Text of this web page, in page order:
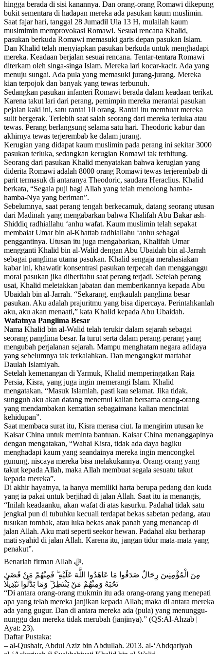
hingga berada di sisi kanannya. Dan orang-orang Romawi dikepung
bukit sementara di hadapan mereka ada pasukan kaum muslimin.
Saat fajar hari, tanggal 28 Jumadil Ula 13 H, mulailah kaum
muslmimin memprovokasi Romawi. Sesuai rencana Khalid,
pasukan berkuda Romawi memasuki garis depan pasukan Islam.
Dan Khalid telah menyiapkan pasukan berkuda untuk menghadapi
mereka. Keadaan berjalan sesuai rencana. Tentar-tentara Romawi
diterkam oleh singa-singa Islam. Mereka lari kocar-kacir. Ada yang
menuju sungai. Ada pula yang memasuki jurang-jurang. Mereka
kian terpojok dan banyak yang tewas terbunuh.
Sedangkan pasukan infanteri Romawi berada dalam keadaan terikat.
Karena takut lari dari perang, pemimpin mereka merantai pasukan
pejalan kaki ini, satu rantai 10 orang. Rantai itu membuat mereka
sulit bergerak. Terlebih saat salah seorang dari mereka terluka atau
tewas. Perang berlangsung selama satu hari. Theodoric kabur dan
akhirnya tewas terjerembab ke dalam jurang.
Kerugian yang didapat kaum muslimin pada perang ini sekitar 3000
pasukan terluka, sedangkan kerugian Romawi tak terhitung.
Seorang dari pasukan Khalid menyatakan bahwa kerugian yang
diderita Romawi adalah 8000 orang Romawi tewas terjerembab di
parit termasuk di antaranya Theodoric, saudara Heraclius. Khalid
berkata, “Segala puji bagi Allah yang telah menolong hamba-
hamba-Nya yang beriman”.
Sebelumnya, saat perang tengah berkecamuk, datang seorang utusan
dari Madinah yang mengabarkan bahwa Khalifah Abu Bakar ash-
Shiddiq radhiallahu ‘anhu wafat. Kaum muslimin telah sepakat
membaiat Umar bin al-Khattab radhiallahu ‘anhu sebagai
penggantinya. Utusan itu juga mengabarkan, Khalifah Umar
mengganti Khalid bin al-Walid dengan Abu Ubaidah bin al-Jarrah
sebagai panglima utama pasukan. Khalid sengaja merahasiakan
kabar ini, khawatir konsentrasi pasukan terpecah dan mengganggu
moral pasukan jika diberitahu saat perang terjadi. Setelah perang
usai, Khalid meletakkan jabatan dan memberikannya kepada Abu
Ubaidah bin al-Jarrah. “Sekarang, engkaulah panglima besar
pasukan. Aku adalah prajuritmu yang bisa dipercaya. Perintahkanlah
aku, aku akan menaati,” kata Khalid kepada Abu Ubaidah.
Wafatnya Panglima Besar
Nama Khalid bin al-Walid telah terukir dalam sejarah sebagai
seorang panglima besar. Ia turut serta dalam perang-perang yang
mengubah perjalanan sejarah. Mampu menghatam negara adidaya
yang sebelumnya tak terkalahkan. Dan mengangkat martabat
Daulah Islamiyah.
Setelah kemenangan di Yarmuk, Khalid memperingatkan Raja
Persia, Kisra, yang juga ingin memerangi Islam. Khalid
mengatakan, “Masuk Islamlah, pasti kau selamat. Jika tidak,
sungguh aku akan datang menemui kalian bersama orang-orang
yang mendambakan kematian sebagaimana kalian mencintai
kehidupan”.
Saat membaca surat itu, Kisra merasa ciut. Ia mengirim utusan ke
Kaisar China untuk meminta bantuan. Kaisar China menanggapinya
dengan mengatakan, “Wahai Kisra, tidak ada daya bagiku
menghadapi kaum yang seandainya mereka ingin mencongkel
gunung, niscaya mereka bisa melakukannya. Orang-orang yang
takut kepada Allah, maka Allah membuat segala sesuatu takut
kepada mereka”.
Di akhir hayatnya, ia hanya memiliki harta berupa pedang dan kuda
yang ia pakai untuk berjihad di jalan Allah. Saat itu ia menangis,
“Inilah keadaanku, akan wafat di atas kasurku. Padahal tidak satu
jengkal pun di tubuhku kecuali terdapat bekas sabetan pedang, atau
tusukan tombak, atau luka bekas anak panah yang menancap di
jalan Allah. Aku mati seperti seekor hewan. Padahal aku berharap
mati syahid di jalan Allah. Karena itu, jangan tidur mata-mata yang
penakut”.
Benarlah firman Allah ﷻ,
مِنَ الْمُؤْمِنِينَ رِجَالٌ صَدَقُوا مَا عَاهَدُوا اللَّهَ عَلَيْهِ ۖ فَمِنْهُمْ مَنْ قَضَىٰ
نَحْبَهُ وَمِنْهُمْ مَنْ يَنْتَظِرُ ۖ وَمَا بَدَّلُوا تَبْدِيلًا
“Di antara orang-orang mukmin itu ada orang-orang yang menepati
apa yang telah mereka janjikan kepada Allah; maka di antara mereka
ada yang gugur. Dan di antara mereka ada (pula) yang menunggu-
nunggu dan mereka tidak merubah (janjinya).” (QS:Al-Ahzab |
Ayat: 23).
Daftar Pustaka:
– al-Qushair, Abdul Aziz bin Abdullah. 2013. al-‘Abdqariyah